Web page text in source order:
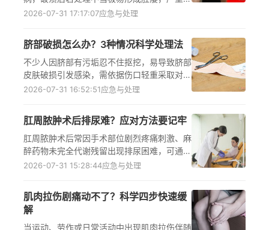
响生活质量。掌握科学的破溃后处理方法至关
警惕常见认知误区、牢记就医指征、做好日常
肛周护理，可有效降低并发症风险，促进创面
顺利愈合。
2026-07-31 17:17:07应急与处理
脐部破损怎么办？3种情况科学处理法
不少人因脐部有污垢忍不住抠挖，易导致脐部
皮肤破损引发感染，需依据伤口轻重采取对应
科学处理措施：仅轻微流血时先压迫止血再规
医清创引流。日常需做好脐部科学清洁防护，
拿不准情况时及时咨询医生，避免感染加重引
发更严重的健康问题。
2026-07-31 16:52:51应急与处理
肛周脓肿术后排尿难？应对方法要记牢
肛周脓肿术后常因手术部位剧烈疼痛刺激、麻
醉药物未完全代谢残留出现排尿困难，可通过
遵循医嘱调整输液速度、模拟日常排尿环境诱
询医生遵医嘱处理，助力术后顺利恢复，减少
泌尿系统并发症风险。
2026-07-31 15:28:44应急与处理
肌肉拉伤剧痛动不了？科学四步快速缓
解
当运动、劳作或日常活动中出现肌肉拉伤伴随